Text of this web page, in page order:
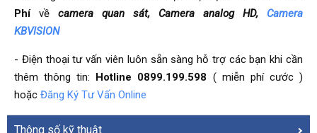
Phívề camera quan sát, Camera analog HD, Camera
KBVISION
- Điện thoại tư vấn viên luôn sẵn sàng hỗ trợ các bạn khi cần
thêm thông tin: Hotline 0899.199.598 ( miễn phí cước )
hoặc Đăng Ký Tư Vấn Online
Thông số kỹ thuật